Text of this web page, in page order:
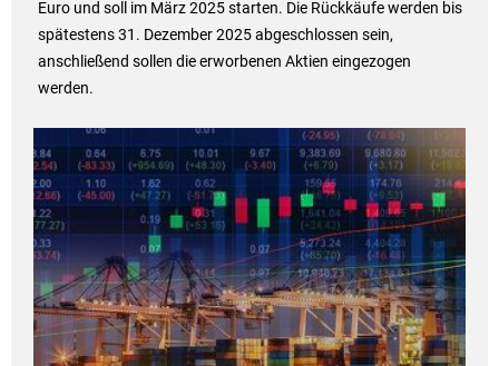
Euro und soll im März 2025 starten. Die Rückkäufe werden bis
spätestens 31. Dezember 2025 abgeschlossen sein,
anschließend sollen die erworbenen Aktien eingezogen
werden.